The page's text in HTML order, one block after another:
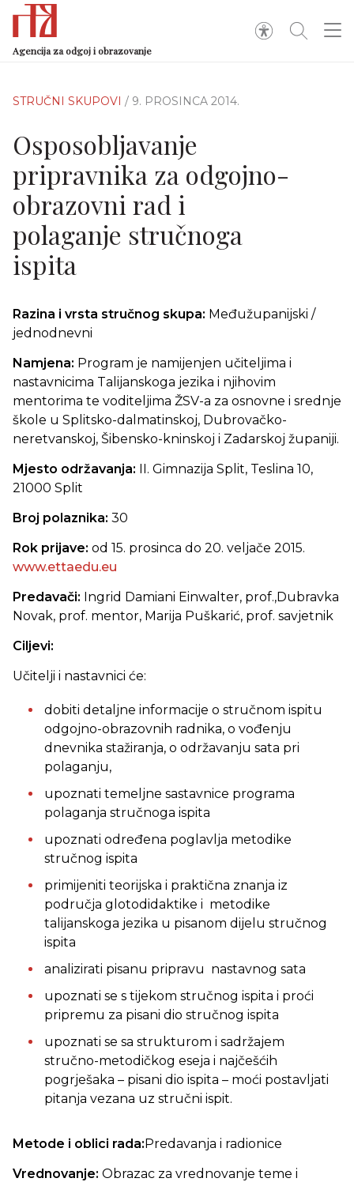
Agencija za odgoj i obrazovanje
STRUČNI SKUPOVI / 9. PROSINCA 2014.
Osposobljavanje
pripravnika za odgojno-
obrazovni rad i
polaganje stručnoga
ispita
Razina i vrsta stručnog skupa: Međužupanijski /
jednodnevni
Namjena: Program je namijenjen učiteljima i
nastavnicima Talijanskoga jezika i njihovim
mentorima te voditeljima ŽSV-a za osnovne i srednje
škole u Splitsko-dalmatinskoj, Dubrovačko-
neretvanskoj, Šibensko-kninskoj i Zadarskoj županiji.
Mjesto održavanja: II. Gimnazija Split, Teslina 10,
21000 Split
Broj polaznika: 30
Rok prijave: od 15. prosinca do 20. veljače 2015.
www.ettaedu.eu
Predavači: Ingrid Damiani Einwalter, prof.,Dubravka
Novak, prof. mentor, Marija Puškarić, prof. savjetnik
Ciljevi:
Učitelji i nastavnici će:
dobiti detaljne informacije o stručnom ispitu
odgojno-obrazovnih radnika, o vođenju
dnevnika stažiranja, o održavanju sata pri
polaganju,
upoznati temeljne sastavnice programa
polaganja stručnoga ispita
upoznati određena poglavlja metodike
stručnog ispita
primijeniti teorijska i praktična znanja iz
područja glotodidaktike i metodike
talijanskoga jezika u pisanom dijelu stručnog
ispita
analizirati pisanu pripravu nastavnog sata
upoznati se s tijekom stručnog ispita i proći
pripremu za pisani dio stručnog ispita
upoznati se sa strukturom i sadržajem
stručno-metodičkog eseja i najčešćih
pogrješaka – pisani dio ispita – moći postavljati
pitanja vezana uz stručni ispit.
Metode i oblici rada:Predavanja i radionice
Vrednovanje: Obrazac za vrednovanje teme i